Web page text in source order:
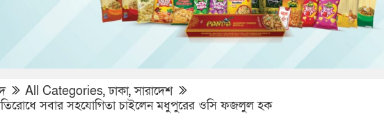
All Categories,ঢাকা,সারাদেশ
সবার সহযোগিতা চাইলেন মধুপুরের ওসি ফজলুল হক